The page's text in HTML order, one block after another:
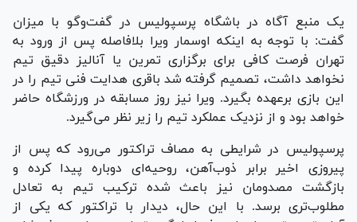
یک منبع آگاه در باشگاه پرسپولیس در گفت‌و‌گو با میزان
گفت: با توجه به اینکه اوسمار ویرا بلافاصله پس از ورود به
تهران فرصت کافی برای برگزاری تمرین یا آنالیز دقیق تیم
نخواهد داشت، تصمیم گرفته شد باقری هدایت فنی تیم را در
این بازی برعهده بگیرد. ویرا نیز روز مسابقه در ورزشگاه حاضر
خواهد بود و از نزدیک عملکرد تیم را زیر نظر می‌گیرد.
پرسپولیس در شرایطی به مصاف تراکتور می‌رود که پس از
پیروزی اخیر برابر ذوب‌آهن، روحیه‌ای دوباره پیدا کرده و
بازگشت مصدومان نیز باعث شده ترکیب تیم به تعادل
مطلوب‌تری برسد. با این حال، دیدار با تراکتور که یکی از